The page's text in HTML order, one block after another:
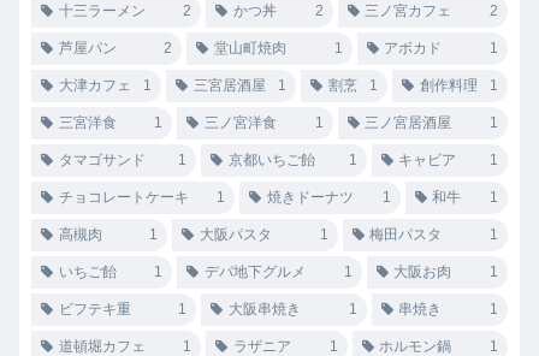
十三ラーメン 2 かつ丼 2 三ノ宮カフェ 2
芦屋パン 2 堂山町焼肉 1 アボカド 1
大津カフェ 1 三宮居酒屋 1 割烹 1 創作料理 1
三宮洋食 1 三ノ宮洋食 1 三ノ宮居酒屋 1
タマゴサンド 1 京都いちご飴 1 キャビア 1
チョコレートケーキ 1 焼きドーナツ 1 和牛 1
高槻肉 1 大阪パスタ 1 梅田パスタ 1
いちご飴 1 デパ地下グルメ 1 大阪お肉 1
ビフテキ重 1 大阪串焼き 1 串焼き 1
道頓堀カフェ 1 ラザニア 1 ホルモン鍋 1